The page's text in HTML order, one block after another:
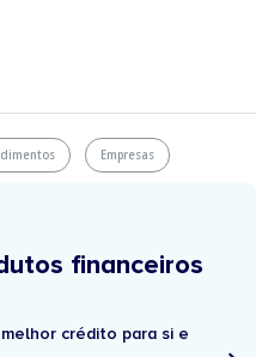
Empresas
financeiros
crédito para si e